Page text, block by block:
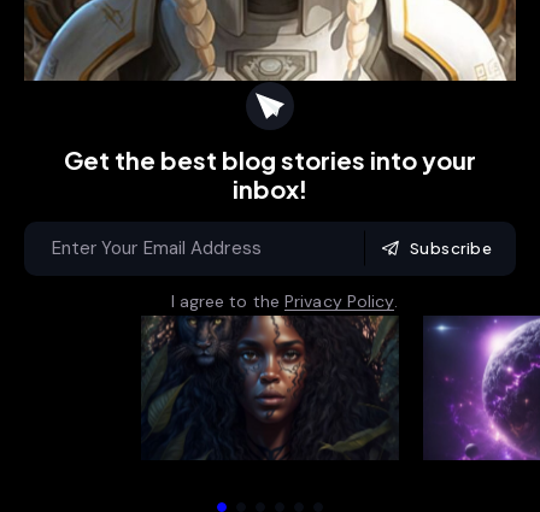
Get the best blog stories into your
inbox!
Subscribe
I agree to the Privacy Policy.